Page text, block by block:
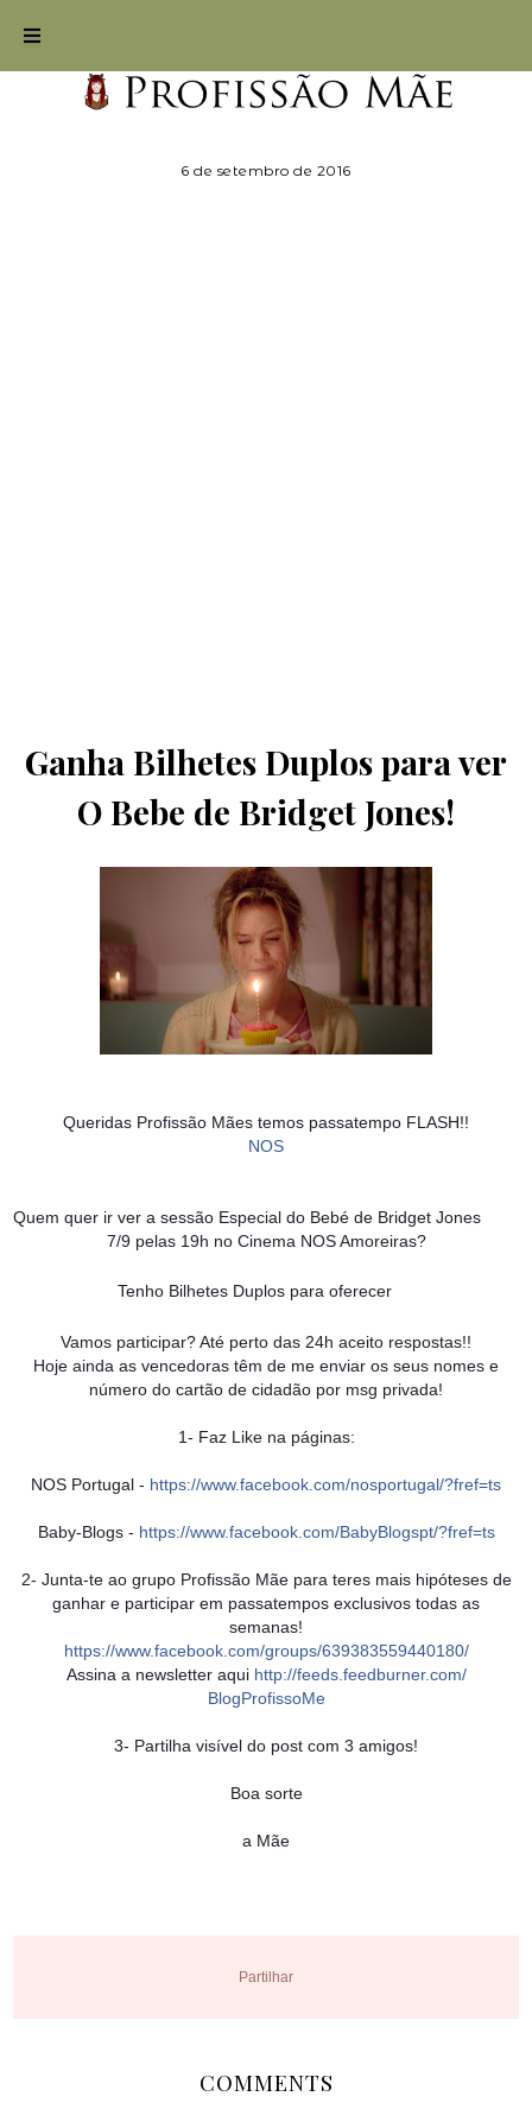
6 de setembro de 2016
Ganha Bilhetes Duplos para ver
O Bebe de Bridget Jones!
Queridas Profissão Mães temos passatempo FLASH!!
NOS
Quem quer ir ver a sessão Especial do Bebé de Bridget Jones
7/9 pelas 19h no Cinema NOS Amoreiras?
Tenho Bilhetes Duplos para oferecer
Vamos participar? Até perto das 24h aceito respostas!!
Hoje ainda as vencedoras têm de me enviar os seus nomes e
número do cartão de cidadão por msg privada!
1- Faz Like na páginas:
NOS Portugal - https://www.facebook.com/nosportugal/?fref=ts
Baby-Blogs - https://www.facebook.com/BabyBlogspt/?fref=ts
2- Junta-te ao grupo Profissão Mãe para teres mais hipóteses de
ganhar e participar em passatempos exclusivos todas as
semanas!
https://www.facebook.com/groups/639383559440180/
Assina a newsletter aqui http://feeds.feedburner.com/
BlogProfissoMe
3- Partilha visível do post com 3 amigos!
Boa sorte
a Mãe
Partilhar
COMMENTS